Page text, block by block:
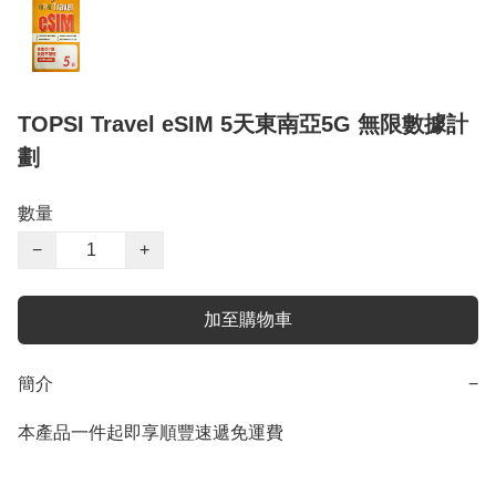
TOPSI Travel eSIM 5天東南亞5G 無限數據計
劃
數量
−
+
加至購物車
簡介 −
本產品一件起即享順豐速遞免運費